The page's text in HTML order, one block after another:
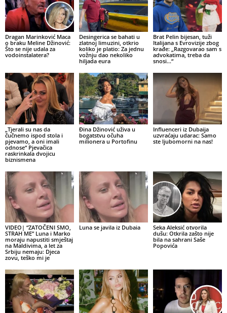
Dragan Marinković Maca
o braku Meline Džinović:
Što se nije udala za
vodoinstalatera?
Desingerica se bahati u
zlatnoj limuzini, otkrio
koliko je platio: Za jednu
vožnju dao nekoliko
hiljada eura
Brat Pelin bijesan, tuži
Italijana s Evrovizije zbog
krađe: „Razgovarao sam s
advokatima, treba da
snosi…“
„Tjerali su nas da
čučnemo ispod stola i
pjevamo, a oni imali
odnose“ Pjevačica
raskrinkala dvojicu
biznismena
Đina Džinović uživa u
bogatstvu očuha
milionera u Portofinu
Influenceri iz Dubaija
uzvraćaju udarac: Samo
ste ljubomorni na nas!
VIDEO| “ZATOČENI SMO,
STRAH ME” Luna i Marko
moraju napustiti smještaj
na Maldivima, a let za
Srbiju nemaju: Djeca
zovu, teško mi je
Luna se javila iz Dubaia
Seka Aleksić otvorila
dušu: Otkrila zašto nije
bila na sahrani Saše
Popovića